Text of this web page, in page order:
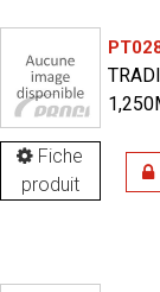
Fiche
produit